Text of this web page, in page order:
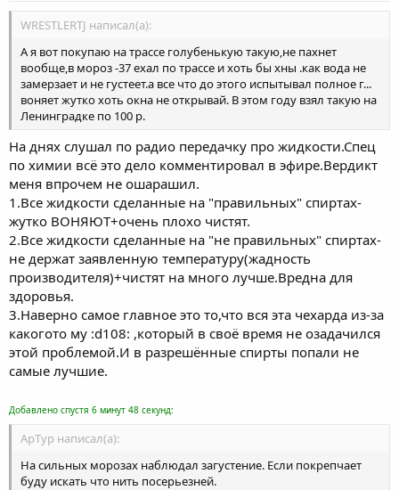
WRESTLERTJ написал(а):
А я вот покупаю на трассе голубенькую такую,не пахнет
вообще,в мороз -37 ехал по трассе и хоть бы хны .как вода не
замерзает и не густеет.а все что до этого испытывал полное г...
воняет жутко хоть окна не открывай. В этом году взял такую на
Ленинградке по 100 р.
На днях слушал по радио передачку про жидкости.Спец
по химии всё это дело комментировал в эфире.Вердикт
меня впрочем не ошарашил.
1.Все жидкости сделанные на "правильных" спиртах-
жутко ВОНЯЮТ+очень плохо чистят.
2.Все жидкости сделанные на "не правильных" спиртах-
не держат заявленную температуру(жадность
производителя)+чистят на много лучше.Вредна для
здоровья.
3.Наверно самое главное это то,что вся эта чехарда из-за
какогото му :d108: ,который в своё время не озадачился
этой проблемой.И в разрешённые спирты попали не
самые лучшие.
Добавлено спустя 6 минут 48 секунд:
ApTyp написал(а):
На сильных морозах наблюдал загустение. Если покрепчает
буду искать что нить посерьезней.